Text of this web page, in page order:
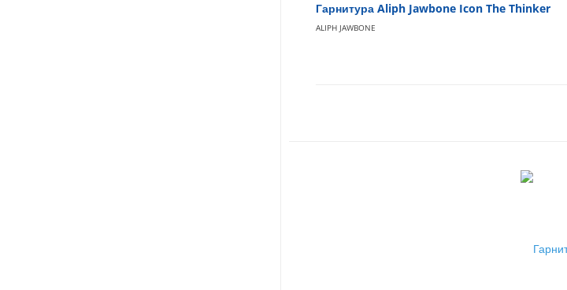
Гарнитура Aliph Jawbone Icon The Thinker
ALIPH JAWBONE